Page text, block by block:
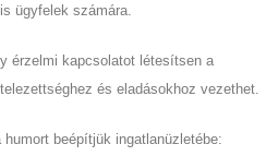
ügyfelek számára.
érzelmi kapcsolatot létesítsen a
és eladásokhoz vezethet.
beépítjük ingatlanüzletébe: